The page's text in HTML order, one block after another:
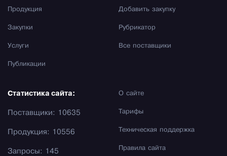
Продукция
Закупки
Услуги
Публикации
Добавить закупку
Рубрикатор
Все поставщики
О сайте
Тарифы
Техническая поддержка
Правила сайта
Статистика сайта:
Поставщики: 10635
Продукция: 10556
Запросы: 145